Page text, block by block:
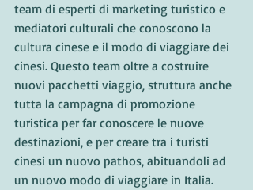
team di esperti di marketing turistico e
mediatori culturali che conoscono la
cultura cinese e il modo di viaggiare dei
cinesi. Questo team oltre a costruire
nuovi pacchetti viaggio, struttura anche
tutta la campagna di promozione
turistica per far conoscere le nuove
destinazioni, e per creare tra i turisti
cinesi un nuovo pathos, abituandoli ad
un nuovo modo di viaggiare in Italia.